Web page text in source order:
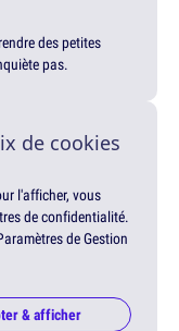
des petites
pas.
de cookies
l'afficher, vous
de confidentialité.
de Gestion
& afficher